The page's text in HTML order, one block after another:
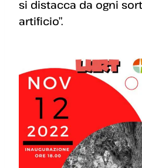
si distacca da ogni
artificio”.